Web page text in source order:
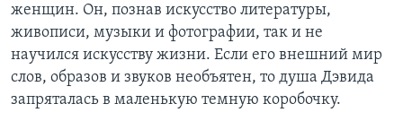
женщин. Он, познав искусство литературы,
живописи, музыки и фотографии, так и не
научился искусству жизни. Если его внешний мир
слов, образов и звуков необъятен, то душа Дэвида
запряталась в маленькую темную коробочку.